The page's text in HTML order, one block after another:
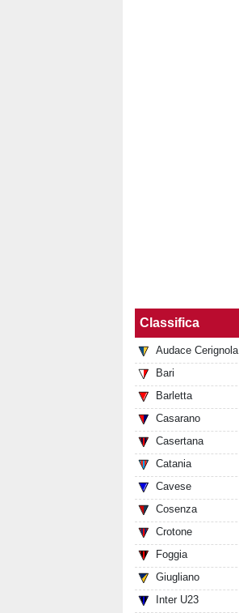
Classifica
Audace Cerignola
Bari
Barletta
Casarano
Casertana
Catania
Cavese
Cosenza
Crotone
Foggia
Giugliano
Inter U23